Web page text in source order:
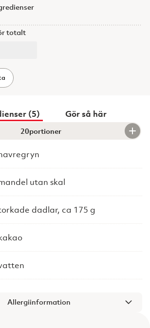
totalt
(5) Gör så här
portioner
utan skal
dadlar, ca 175 g
Allergiinformation